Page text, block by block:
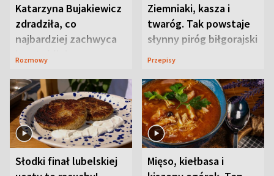
Katarzyna Bujakiewicz
zdradziła, co
najbardziej zachwyca
ją w Lublinie
Rozmowy
Ziemniaki, kasza i
twaróg. Tak powstaje
słynny piróg biłgorajski
Przepisy
Słodki finał lubelskiej
Mięso, kiełbasa i